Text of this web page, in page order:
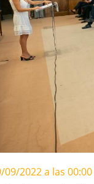
09/2022 a las 00:00